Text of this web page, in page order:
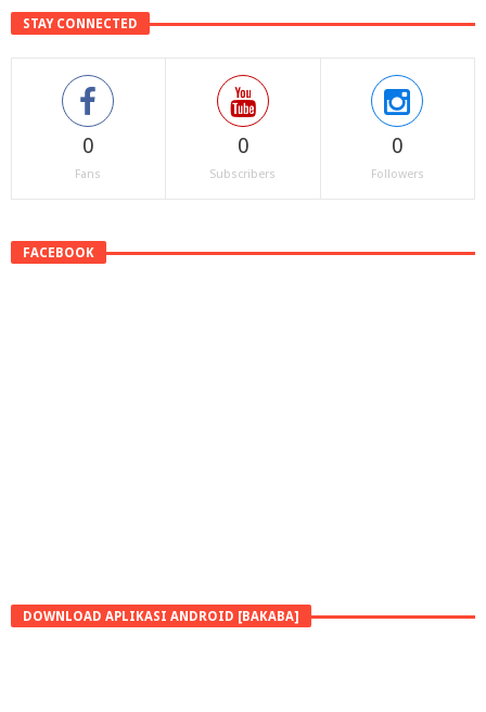
STAY CONNECTED
0
Fans
0
Subscribers
0
Followers
FACEBOOK
DOWNLOAD APLIKASI ANDROID [BAKABA]